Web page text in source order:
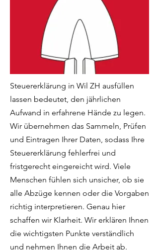
Steuererklärung in Wil ZH ausfüllen
lassen bedeutet, den jährlichen
Aufwand in erfahrene Hände zu legen.
Wir übernehmen das Sammeln, Prüfen
und Eintragen Ihrer Daten, sodass Ihre
Steuererklärung fehlerfrei und
fristgerecht eingereicht wird. Viele
Menschen fühlen sich unsicher, ob sie
alle Abzüge kennen oder die Vorgaben
richtig interpretieren. Genau hier
schaffen wir Klarheit. Wir erklären Ihnen
die wichtigsten Punkte verständlich
und nehmen Ihnen die Arbeit ab.